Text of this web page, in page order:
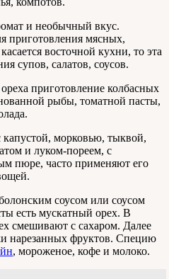
и необычный вкус.
приготовления мясных,
восточной кухни, то эта
супов, салатов, соусов.
приготовление колбасных
рыбы, томатной пасты,
капустой, морковью, тыквой,
и луком-пореем, с
пюре, часто применяют его
соусом или соусом
есть мускатный орех. В
смешивают с сахаром. Далее
нарезанных фруктов. Специю
, мороженое, кофе и молоко.